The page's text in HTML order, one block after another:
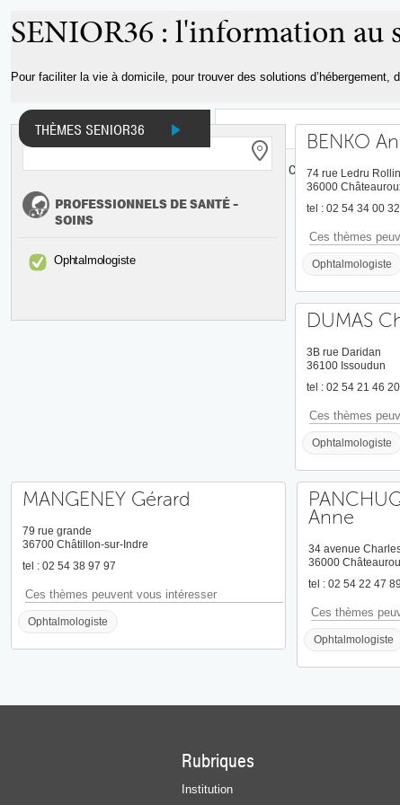
SENIOR36 : l'information au
Pour faciliter la vie à domicile, pour trouver des solutions
THÈMES SENIOR36
INFOS ET DOCUMENTS ADRESSES
CARTE
PROFESSIONNELS DE SANTÉ -
SOINS
Ophtalmologiste
BENKO
74 rue Ledru Rollin
36000
tel : 02 54 34 00 32
Ces thèmes
Ophtalmologiste
DUMAS
3B rue Daridan
36100 Issoudun
tel : 02 54 21 46 20
Ces thèmes
Ophtalmologiste
MANGENEY Gérard
79 rue grande
36700 Châtillon-sur-Indre
tel : 02 54 38 97 97
Ces thèmes peuvent vous intéresser
Ophtalmologiste
Anne
34 avenue
36000
tel : 02 54 22 47 89
Ces thèmes
Ophtalmologiste
Rubriques
Institution